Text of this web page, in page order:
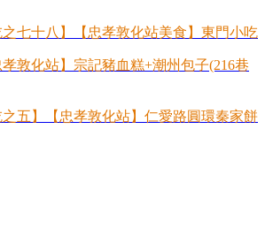
之七十八】【忠孝敦化站美食】東門小吃
孝敦化站】宗記豬血糕+潮州包子(216巷
之五】【忠孝敦化站】仁愛路圓環秦家餅